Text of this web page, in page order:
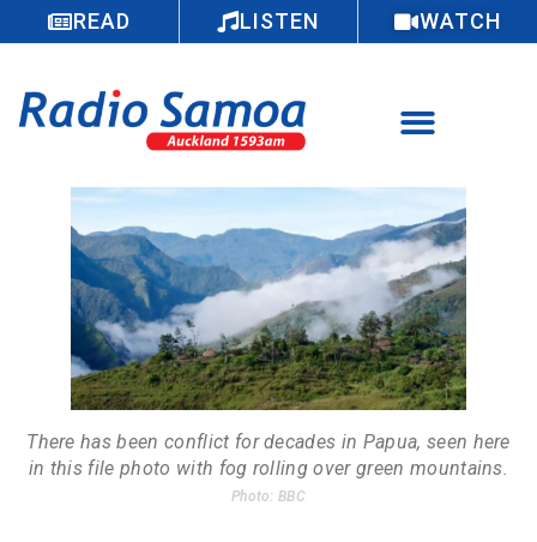
READ LISTEN WATCH
There has been conflict for decades in Papua, seen here
in this file photo with fog rolling over green mountains.
Photo: BBC